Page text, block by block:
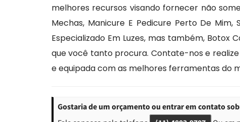
melhores recursos visando fornecer não
Mechas, Manicure E Pedicure Perto De
Especializado Em Luzes, mas também, Botox
que você tanto procura. Contate-nos e
e equipada com as melhores ferramentas do
Gostaria de um orçamento ou entrar em contato